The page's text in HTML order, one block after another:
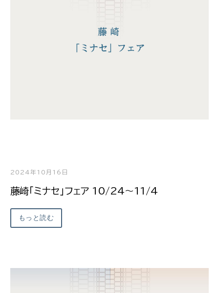
2024年10月16日
藤崎「ミナセ」フェア 10/24～11/4
もっと読む